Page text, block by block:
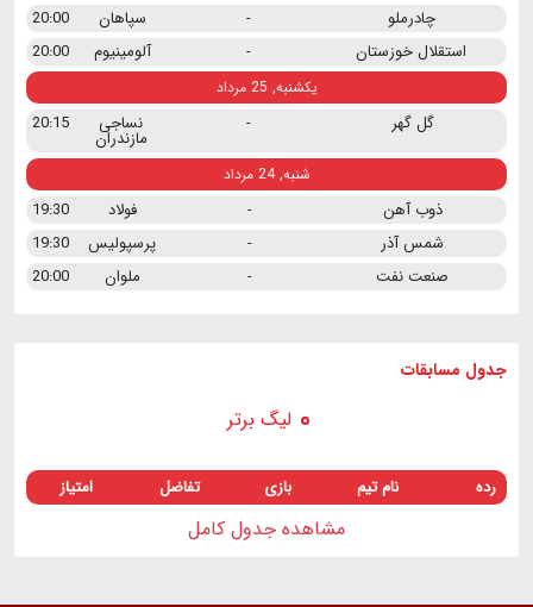
چادرملو
- سپاهان
20:00
استقلال خوزستان
- آلومینیوم 20:00
یکشنبه, 25 مرداد
گل گهر - نساجی
مازندران
20:15
شنبه, 24 مرداد
ذوب آهن - فولاد
19:30
شمس آذر
- پرسپولیس
19:30
صنعت نفت
- ملوان 20:00
جدول مسابقات
لیگ برتر
رده نام تیم بازی تفاضل امتیاز
مشاهده جدول کامل